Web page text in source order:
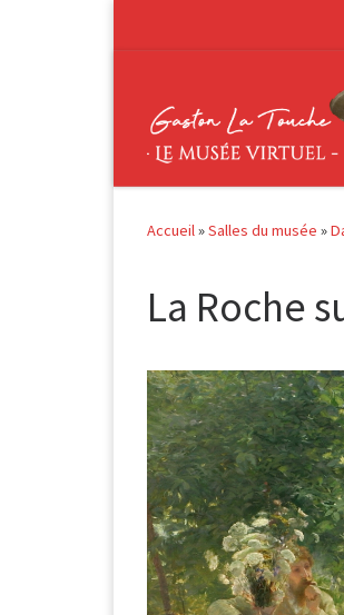
Accueil»Salles du musée »
La Roche